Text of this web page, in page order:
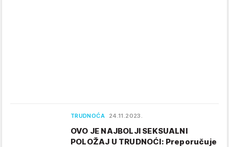
TRUDNOĆA 24.11.2023.
OVO JE NAJBOLJI SEKSUALNI
POLOŽAJ U TRUDNOĆI: Preporučuje